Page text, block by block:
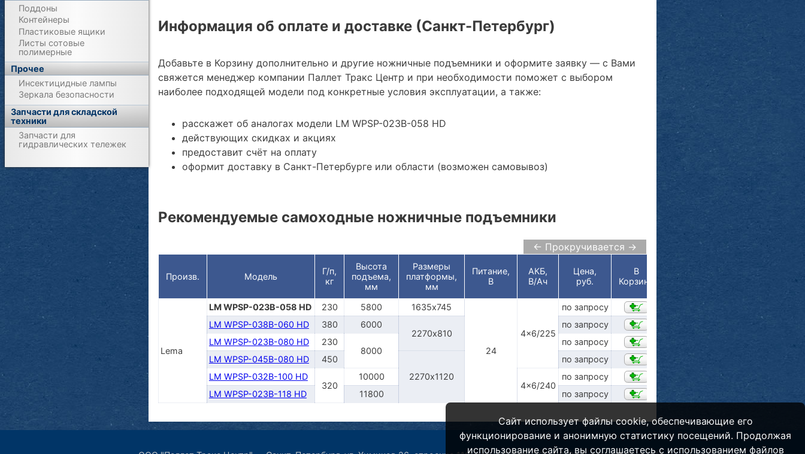
Информация об оплате и доставке (Санкт-Петербург)
Добавьте в Корзину дополнительно и другие ножничные подъемники и оформите заявку — с Вами
свяжется менеджер компании Паллет Тракс Центр и при необходимости поможет с выбором
наиболее подходящей модели под конкретные условия эксплуатации, а также:
расскажет об аналогах модели LM WPSP-023B-058 HD
действующих скидках и акциях
предоставит счёт на оплату
оформит доставку в Санкт-Петербурге или области (возможен самовывоз)
Рекомендуемые самоходные ножничные подъемники
← Прокручивается →
Произв. Модель
Г/п,
кг
Высота
подъема,
мм
Размеры
платформы,
мм
Питание,
В
АКБ,
В/Ач
Цена,
руб.
В
Корзину
Lema
LM WPSP-023B-058 HD 230 5800 1635х745
24
4x6/225
по запросу
LM WPSP-038B-060 HD
380
6000
2270х810
по запросу
LM WPSP-023B-080 HD
230
8000
по запросу
LM WPSP-045B-080 HD
450
2270х1120
по запросу
LM WPSP-032B-100 HD
320
10000
4x6/240
по запросу
LM WPSP-023B-118 HD
11800 по запросу
Поддоны
Контейнеры
Пластиковые ящики
Листы сотовые
полимерные
Прочее
Инсектицидные лампы
Зеркала безопасности
Запчасти для складской
техники
Запчасти для
гидравлических тележек
Сайт использует файлы cookie, обеспечивающие его
функционирование и анонимную статистику посещений. Продолжая
использование сайта, вы соглашаетесь с использованием файлов